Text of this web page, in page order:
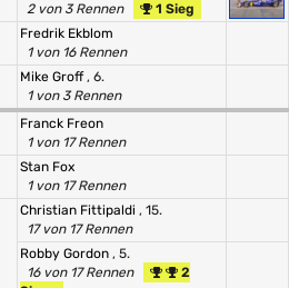
2 von 3 Rennen
1 Sieg
Fredrik Ekblom
1 von 16 Rennen
Mike Groff, 6.
1 von 3 Rennen
Franck Freon
1 von 17 Rennen
Stan Fox
1 von 17 Rennen
Christian Fittipaldi , 15.
17 von 17 Rennen
Robby Gordon , 5.
16 von 17 Rennen
2